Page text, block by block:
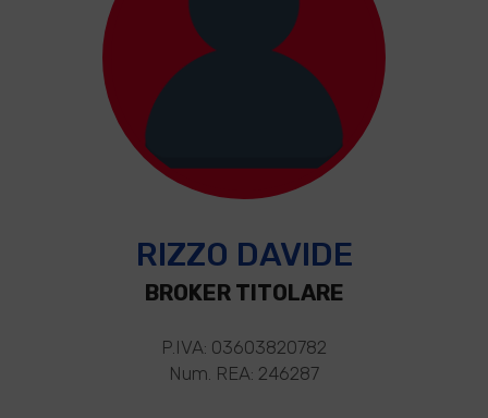
RIZZO DAVIDE
BROKER TITOLARE
P.IVA: 03603820782
Num. REA: 246287